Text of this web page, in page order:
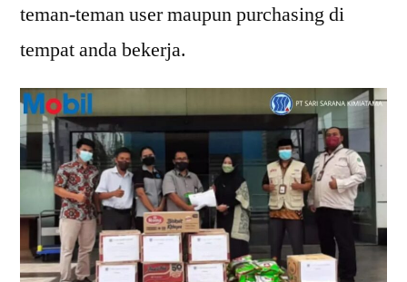
teman-teman user maupun purchasing di
tempat anda bekerja.